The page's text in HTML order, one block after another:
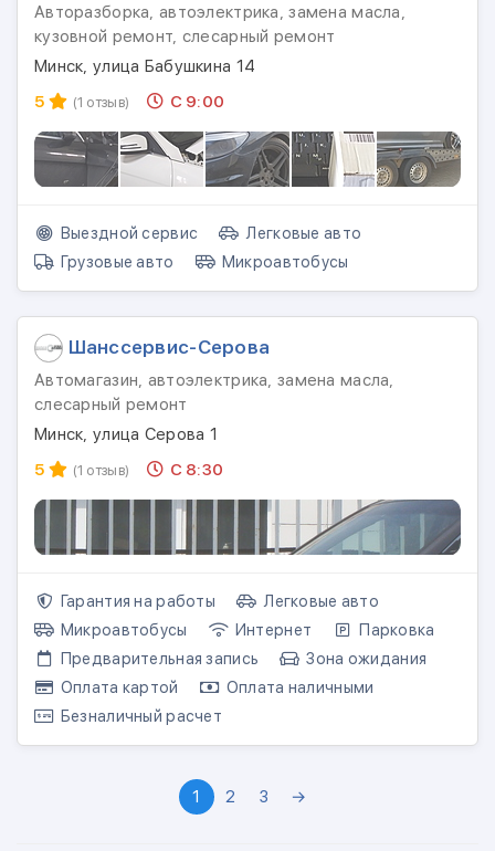
Авторазборка, автоэлектрика, замена масла,
кузовной ремонт, слесарный ремонт
Минск, улица Бабушкина 14
5
(1 отзыв) С 9:00
Выездной сервис
Легковые авто
Грузовые авто
Микроавтобусы
Шанссервис-Серова
Автомагазин, автоэлектрика, замена масла,
слесарный ремонт
Минск, улица Серова 1
5
(1 отзыв) С 8:30
Гарантия на работы
Легковые авто
Микроавтобусы
Интернет
Парковка
Предварительная запись
Зона ожидания
Оплата картой
Оплата наличными
Безналичный расчет
1 2 3 →